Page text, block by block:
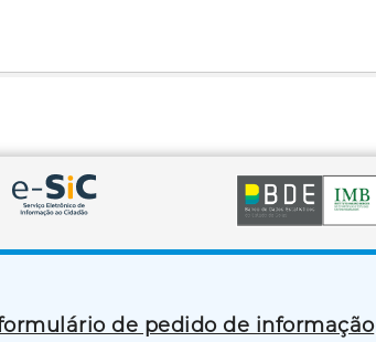
de pedido de informação